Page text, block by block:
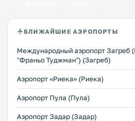
БЛИЖАЙШИЕ АЭРОПОРТЫ
Международный аэропорт Загреб
"Франьо Туджман") (Загреб)
Аэропорт «Риека» (Риека)
Аэропорт Пула (Пула)
Аэропорт Задар (Задар)